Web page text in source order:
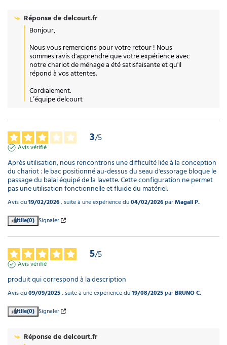
Réponse dedelcourt.fr
Bonjour,
Nous vous remercions pour votre retour ! Nous
sommes ravis d'apprendre que votre expérience avec
notre chariot de ménage a été satisfaisante et qu'il
répond à vos attentes.
Cordialement.
L’équipe delcourt
3/5
Avis vérifié
Après utilisation, nous rencontrons une difficulté liée à la conception
du chariot : le bac positionné au-dessus du seau d'essorage bloque le
passage du balai équipé de la lavette. Cette configuration ne permet
pas une utilisation fonctionnelle et fluide du matériel.
Avis du19/02/2026, suite à une expérience du04/02/2026parMagali P.
Utile(0) Signaler
5/5
Avis vérifié
produit qui correspond à la description
Avis du09/09/2025, suite à une expérience du19/08/2025parBRUNO C.
Utile(0) Signaler
Réponse dedelcourt.fr